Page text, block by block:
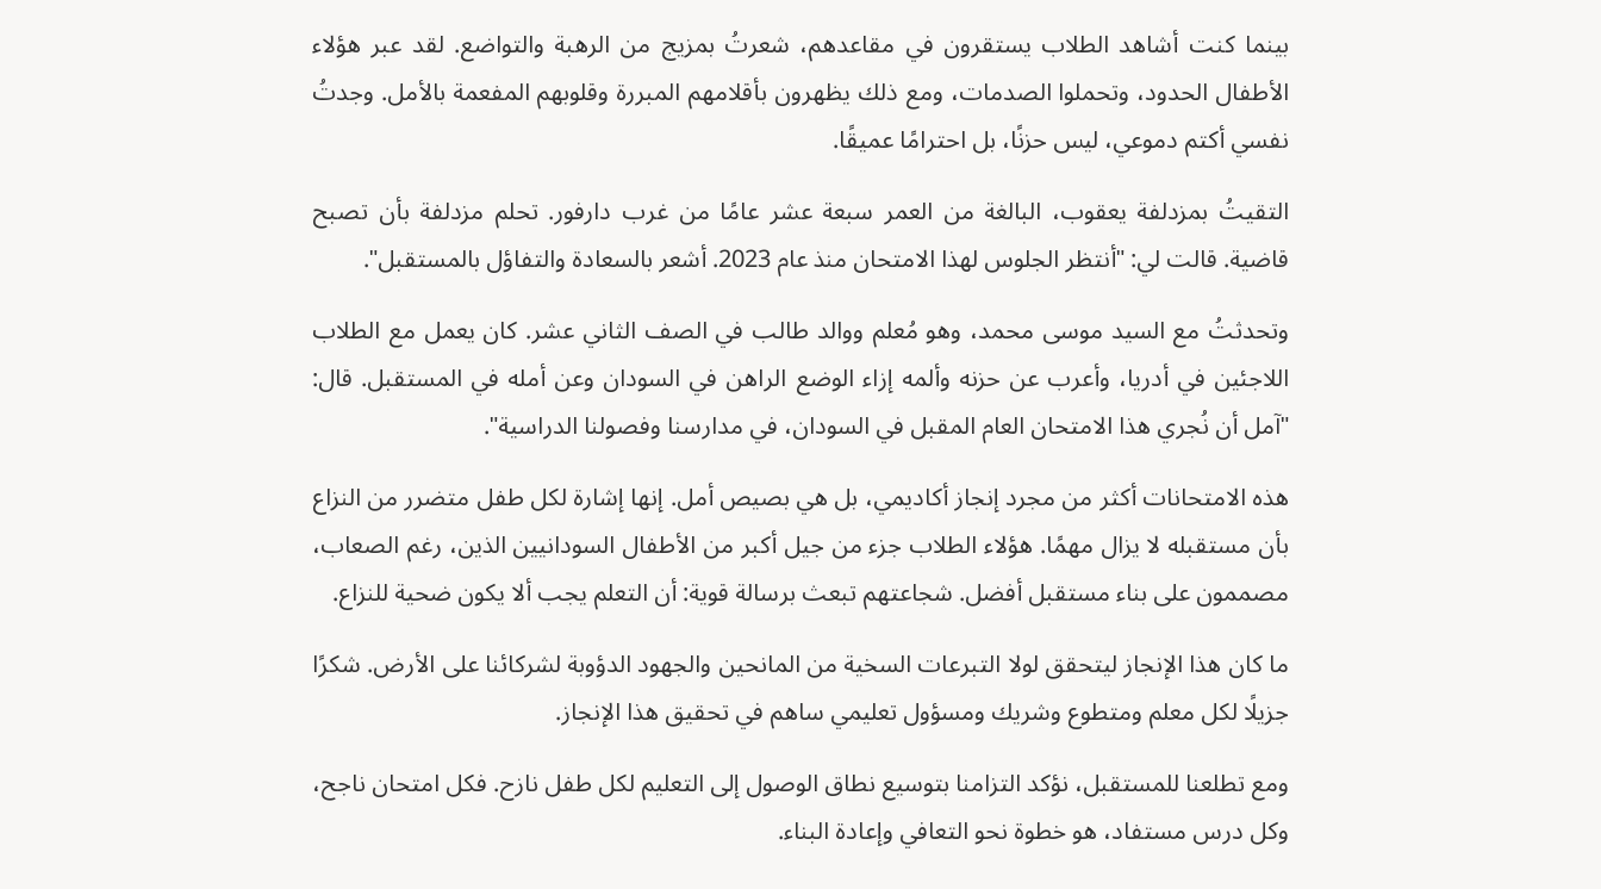
بينما كنت أشاهد الطلاب يستقرون في مقاعدهم، شعرتُ بمزيج من الرهبة والتواضع. لقد عبر هؤلاء
الأطفال الحدود، وتحملوا الصدمات، ومع ذلك يظهرون بأقلامهم المبررة وقلوبهم المفعمة بالأمل. وجدتُ
نفسي أكتم دموعي، ليس حزنًا، بل احترامًا عميقًا.
التقيتُ بمزدلفة يعقوب، البالغة من العمر سبعة عشر عامًا من غرب دارفور. تحلم مزدلفة بأن تصبح
قاضية. قالت لي: "أنتظر الجلوس لهذا الامتحان منذ عام 2023. أشعر بالسعادة والتفاؤل بالمستقبل".
وتحدثتُ مع السيد موسى محمد، وهو مُعلم ووالد طالب في الصف الثاني عشر. كان يعمل مع الطلاب
اللاجئين في أدريا، وأعرب عن حزنه وألمه إزاء الوضع الراهن في السودان وعن أمله في المستقبل. قال:
"آمل أن نُجري هذا الامتحان العام المقبل في السودان، في مدارسنا وفصولنا الدراسية".
هذه الامتحانات أكثر من مجرد إنجاز أكاديمي، بل هي بصيص أمل. إنها إشارة لكل طفل متضرر من النزاع
بأن مستقبله لا يزال مهمًا. هؤلاء الطلاب جزء من جيل أكبر من الأطفال السودانيين الذين، رغم الصعاب،
مصممون على بناء مستقبل أفضل. شجاعتهم تبعث برسالة قوية: أن التعلم يجب ألا يكون ضحية للنزاع.
ما كان هذا الإنجاز ليتحقق لولا التبرعات السخية من المانحين والجهود الدؤوبة لشركائنا على الأرض. شكرًا
جزيلًا لكل معلم ومتطوع وشريك ومسؤول تعليمي ساهم في تحقيق هذا الإنجاز.
ومع تطلعنا للمستقبل، نؤكد التزامنا بتوسيع نطاق الوصول إلى التعليم لكل طفل نازح. فكل امتحان ناجح،
وكل درس مستفاد، هو خطوة نحو التعافي وإعادة البناء.